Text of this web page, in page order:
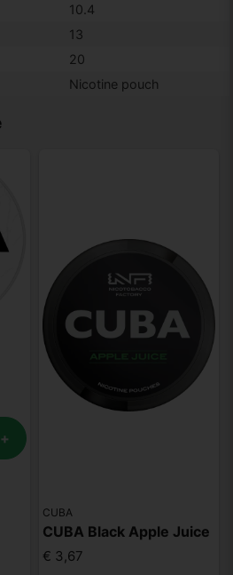
+
CUBA
CUBA Black Apple Juice
€ 3,67
10.4
13
20
Nicotine pouch